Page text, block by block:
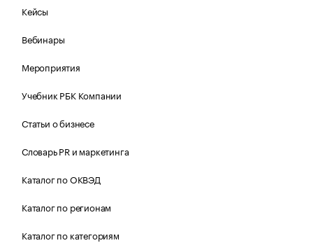
Кейсы
Вебинары
Мероприятия
Учебник РБК Компании
Статьи о бизнесе
Словарь PR и маркетинга
Каталог по ОКВЭД
Каталог по регионам
Каталог по категориям